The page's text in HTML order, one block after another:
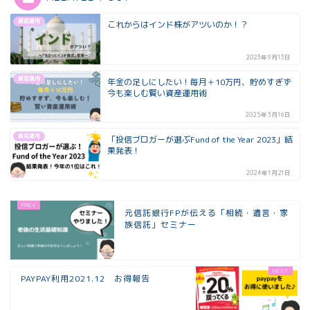
資産運用 これからはインド株がアツいのか！？
2023年9月13日
資産運用
年金の足しにしたい！毎月＋10万円、貯めすぎず
今も楽しむ賢い資産運用術
2025年3月16日
資産運用
「投信ブロガーが選ぶFund of the Year 2023」結
果発表！
2024年1月21日
元信託銀行FPが伝える「相続・遺言・家
族信託」セミナー
PAYPAY利用2021.12 お得報告